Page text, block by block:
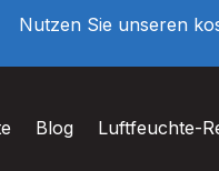
Nutzen Sie unseren
Blog Luftfeuchte-